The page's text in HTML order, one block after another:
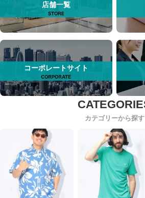
店舗一覧
コーポレートサイト
カテゴリーから探す